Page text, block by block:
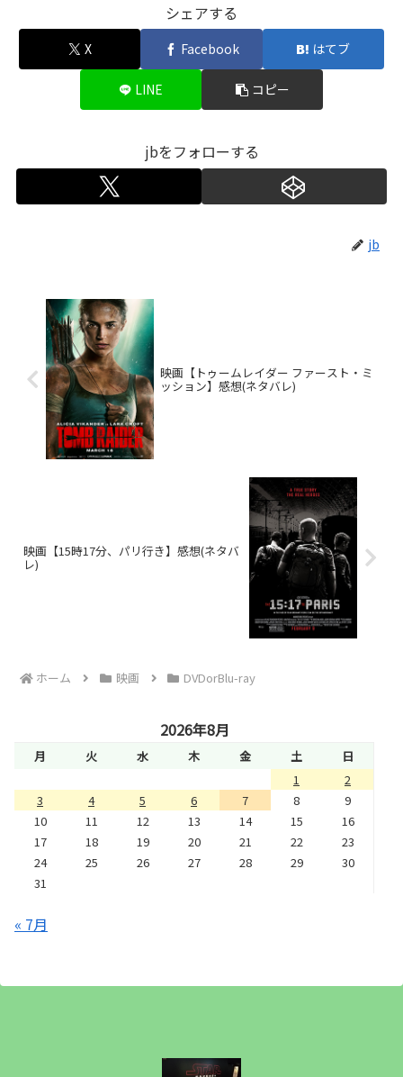
シェアする
X Facebook はてブ
LINE コピー
jbをフォローする
jb
映画【トゥームレイダー ファースト・ミ
ッション】感想(ネタバレ)
映画【15時17分、パリ行き】感想(ネタバ
レ)
ホーム 映画 DVDorBlu-ray
2026年8月
月 火 水 木 金 土
日
1
2
3
4 5 6 7 8
9
10
11 12 13 14 15
16
17
18 19 20 21 22
23
24
25 26 27 28 29
30
31
« 7月